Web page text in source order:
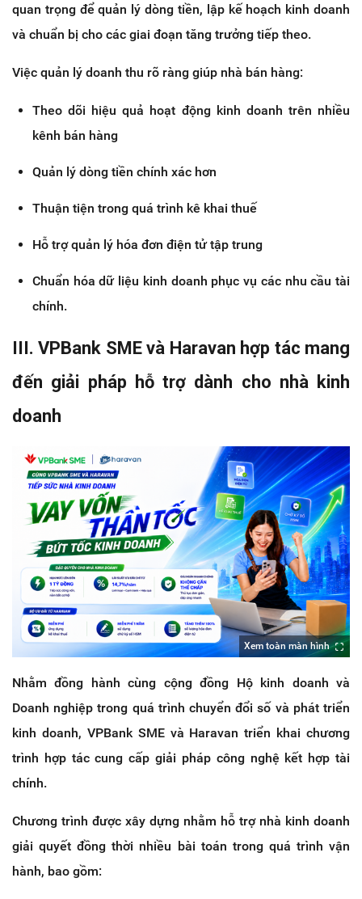
quan trọng để quản lý dòng tiền, lập kế hoạch kinh doanh
và chuẩn bị cho các giai đoạn tăng trưởng tiếp theo.
Việc quản lý doanh thu rõ ràng giúp nhà bán hàng:
Theo dõi hiệu quả hoạt động kinh doanh trên nhiều
kênh bán hàng
Quản lý dòng tiền chính xác hơn
Thuận tiện trong quá trình kê khai thuế
Hỗ trợ quản lý hóa đơn điện tử tập trung
Chuẩn hóa dữ liệu kinh doanh phục vụ các nhu cầu tài
chính.
III. VPBank SME và Haravan hợp tác mang
đến giải pháp hỗ trợ dành cho nhà kinh
doanh
Xem toàn màn hình
Nhằm đồng hành cùng cộng đồng Hộ kinh doanh và
Doanh nghiệp trong quá trình chuyển đổi số và phát triển
kinh doanh, VPBank SME và Haravan triển khai chương
trình hợp tác cung cấp giải pháp công nghệ kết hợp tài
chính.
Chương trình được xây dựng nhằm hỗ trợ nhà kinh doanh
giải quyết đồng thời nhiều bài toán trong quá trình vận
hành, bao gồm: